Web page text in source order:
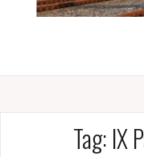
Tag: IX